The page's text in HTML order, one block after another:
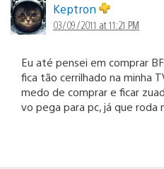
Keptron
03/09/2011 at 11:21 PM
Eu até pensei em comprar
fica tão cerrilhado na minha
medo de comprar e ficar
vo pega para pc, já que roda